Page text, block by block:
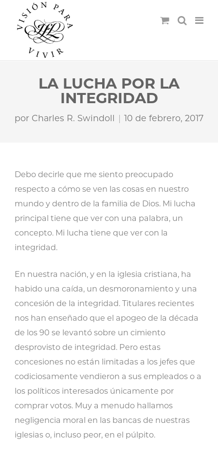
LA LUCHA POR LA
INTEGRIDAD
por Charles R. Swindoll 10 de febrero, 2017
Debo decirle que me siento preocupado
respecto a cómo se ven las cosas en nuestro
mundo y dentro de la familia de Dios. Mi lucha
principal tiene que ver con una palabra, un
concepto. Mi lucha tiene que ver con la
integridad.
En nuestra nación, y en la iglesia cristiana, ha
habido una caída, un desmoronamiento y una
concesión de la integridad. Titulares recientes
nos han enseñado que el apogeo de la década
de los 90 se levantó sobre un cimiento
desprovisto de integridad. Pero estas
concesiones no están limitadas a los jefes que
codiciosamente vendieron a sus empleados o a
los políticos interesados únicamente por
comprar votos. Muy a menudo hallamos
negligencia moral en las bancas de nuestras
iglesias o, incluso peor, en el púlpito.